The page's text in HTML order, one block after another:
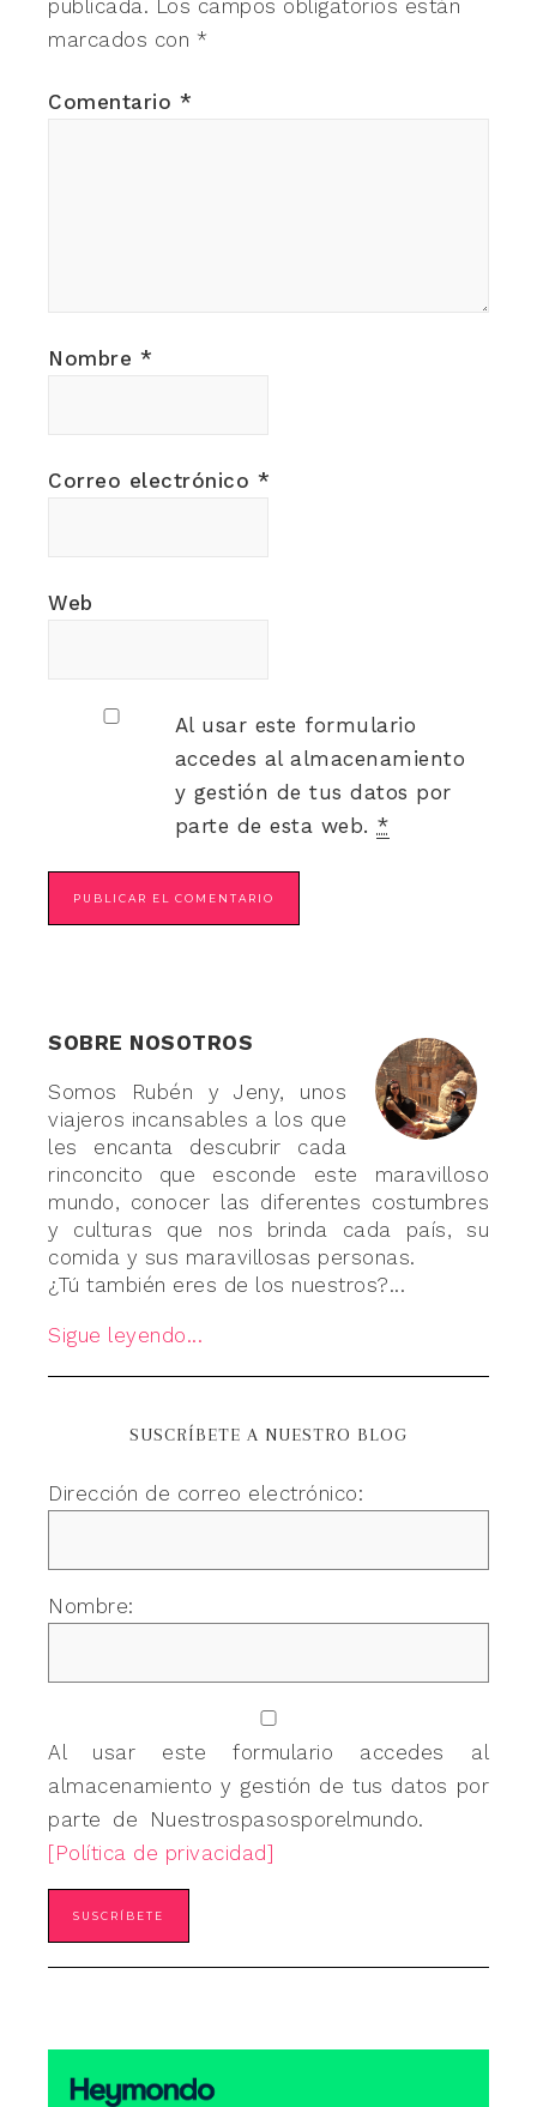
publicada. Los campos obligatorios están
marcados con *
Comentario *
Nombre *
Correo electrónico *
Web
Al usar este formulario
accedes al almacenamiento
y gestión de tus datos por
parte de esta web. *
SOBRE NOSOTROS
Somos Rubén y Jeny, unos
viajeros incansables a los que
les encanta descubrir cada
rinconcito que esconde este maravilloso
mundo, conocer las diferentes costumbres
y culturas que nos brinda cada país, su
comida y sus maravillosas personas.
¿Tú también eres de los nuestros?...
Sigue leyendo...
SUSCRÍBETE A NUESTRO BLOG
Dirección de correo electrónico:
Nombre:
Al usar este formulario accedes al
almacenamiento y gestión de tus datos por
parte de Nuestrospasosporelmundo.
[Política de privacidad]